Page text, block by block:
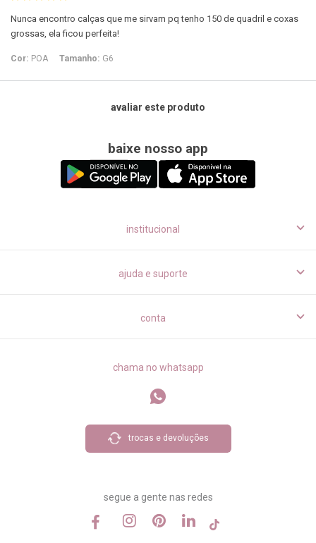
Nunca encontro calças que me sirvam pq tenho 150 de quadril e coxas
grossas, ela ficou perfeita!
Cor: POA Tamanho: G6
avaliar este produto
baixe nosso app
institucional
ajuda e suporte
conta
chama no whatsapp
trocas e devoluções
segue a gente nas redes